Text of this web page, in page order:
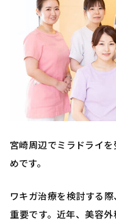
宮崎周辺でミラドライ
めです。
ワキガ治療を検討する
重要です。近年、美容